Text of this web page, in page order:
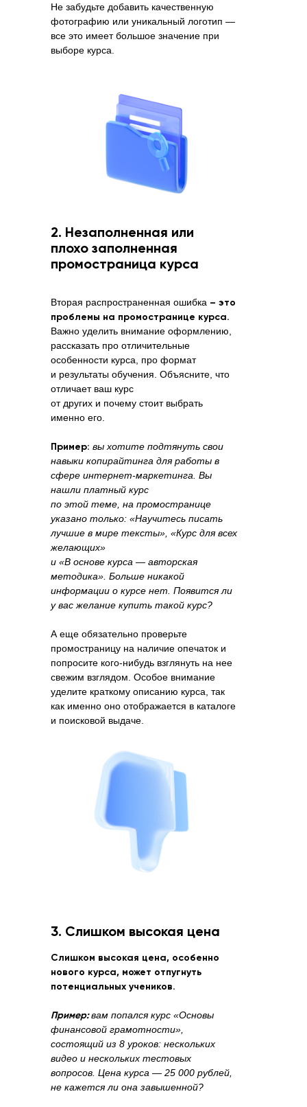
Не забудьте добавить качественную
фотографию или уникальный логотип —
все это имеет большое значение при
выборе курса.
Вторая распространенная ошибка – это
проблемы на промостранице курса.
Важно уделить внимание оформлению,
рассказать про отличительные
особенности курса, про формат
и результаты обучения. Объясните, что
отличает ваш курс
от других и почему стоит выбрать
именно его.
Пример: вы хотите подтянуть свои
навыки копирайтинга для работы в
сфере интернет-маркетинга. Вы
нашли платный курс
по этой теме, на промостранице
указано только: «Научитесь писать
лучшие в мире тексты», «Курс для всех
желающих»
и «В основе курса — авторская
методика». Больше никакой
информации о курсе нет. Появится ли
у вас желание купить такой курс?
А еще обязательно проверьте
промостраницу на наличие опечаток и
попросите кого-нибудь взглянуть на нее
свежим взглядом. Особое внимание
уделите краткому описанию курса, так
как именно оно отображается в каталоге
и поисковой выдаче.
2. Незаполненная или
плохо заполненная
промостраница курса
Слишком высокая цена, особенно
нового курса, может отпугнуть
потенциальных учеников.
Пример:вам попался курс «Основы
финансовой грамотности»,
состоящий из 8 уроков: нескольких
видео и нескольких тестовых
вопросов. Цена курса — 25 000 рублей,
не кажется ли она завышенной?
3. Слишком высокая цена